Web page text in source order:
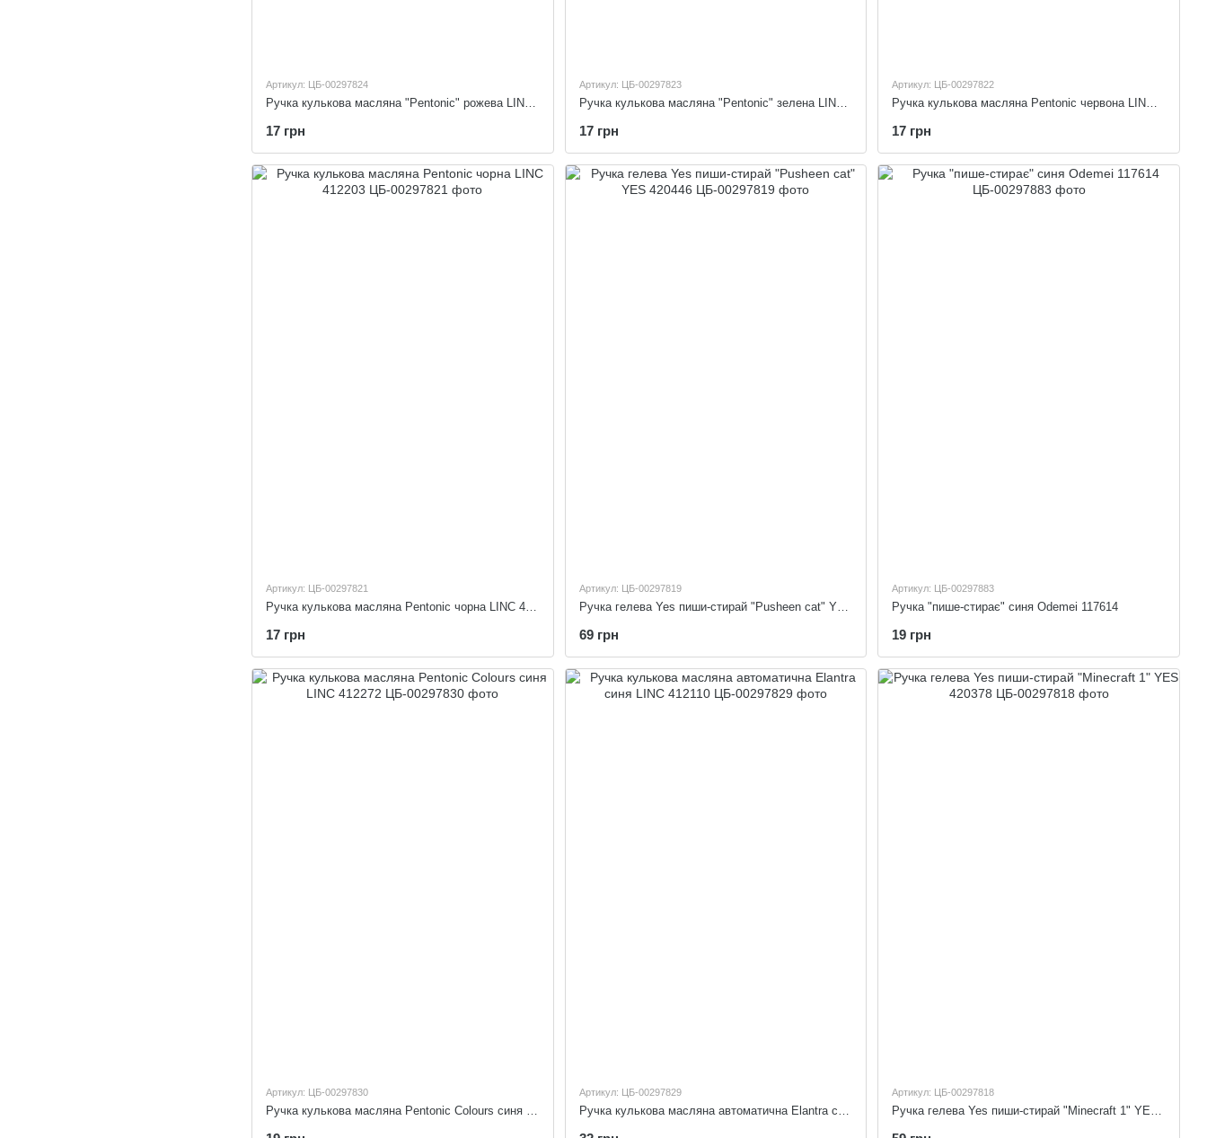
Артикул: ЦБ-00297824
17 грн
Артикул: ЦБ-00297823
17 грн
Артикул: ЦБ-00297822
17 грн
Артикул: ЦБ-00297821
Ручка кулькова масляна Pentonic чорна LINC 412203
17 грн
Артикул: ЦБ-00297819
Ручка гелева Yes пиши-стирай "Pusheen cat" YES 420446
69 грн
Артикул: ЦБ-00297883
Ручка "пише-стирає" синя Odemei 117614
19 грн
Артикул: ЦБ-00297830
Ручка кулькова масляна Pentonic Colours синя LINC 412272
Артикул: ЦБ-00297829
Ручка кулькова масляна автоматична Elantra синя LINC 412110
Артикул: ЦБ-00297818
Ручка гелева Yes пиши-стирай "Minecraft 1" YES 420378